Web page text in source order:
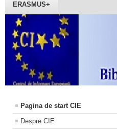
ERASMUS+
Pagina de start CIE
Despre CIE